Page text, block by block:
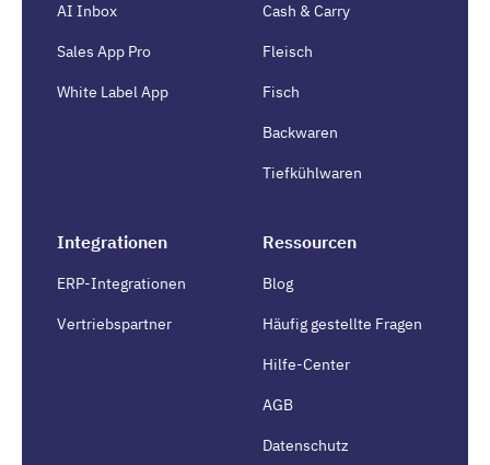
AI Inbox
Sales App Pro
White Label App
Cash & Carry
Fleisch
Fisch
Backwaren
Tiefkühlwaren
Integrationen
ERP-Integrationen
Vertriebspartner
Ressourcen
Blog
Häufig gestellte Fragen
Hilfe-Center
AGB
Datenschutz